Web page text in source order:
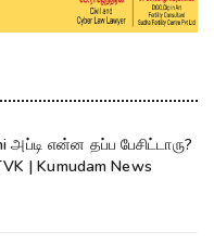
அப்டி என்ன தப்ப பேசிட்டாரு?
| Kumudam News